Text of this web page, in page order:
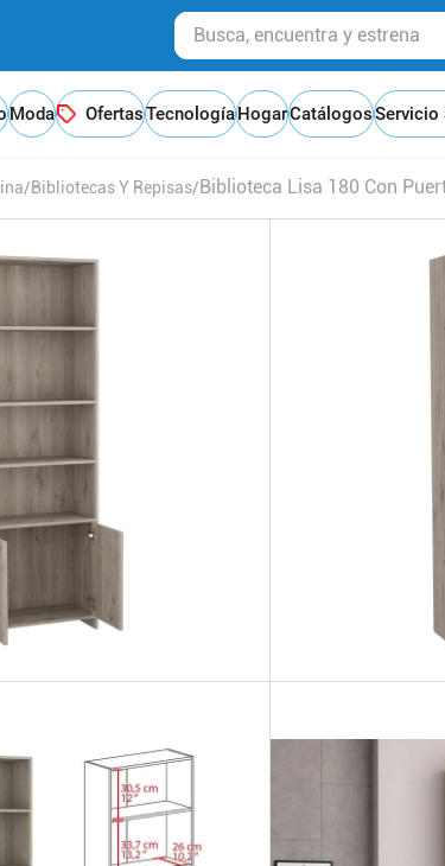
Busca, encuentra y estrena
Moda OfertasTecnologíaHogarCatálogosServicio
Bibliotecas Y Repisas Biblioteca Lisa 180 Con